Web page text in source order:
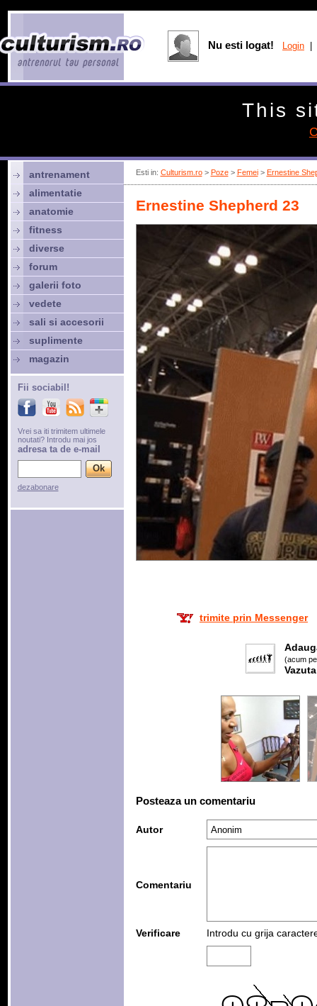
Esti in: Culturism.ro> Poze> Femei> Ernestine
Ernestine Shepherd 23
trimite prin Messenger
(acum
Vazuta
Posteaza un comentariu
Autor
Comentariu
Verificare Introdu cu grija
antrenament
alimentatie
anatomie
fitness
diverse
forum
galerii foto
vedete
sali si accesorii
suplimente
magazin
Fii sociabil!
Vrei sa iti trimitem ultimele
noutati? Introdu mai jos
adresa ta de e-mail
dezabonare
Nu esti logat! Login
This